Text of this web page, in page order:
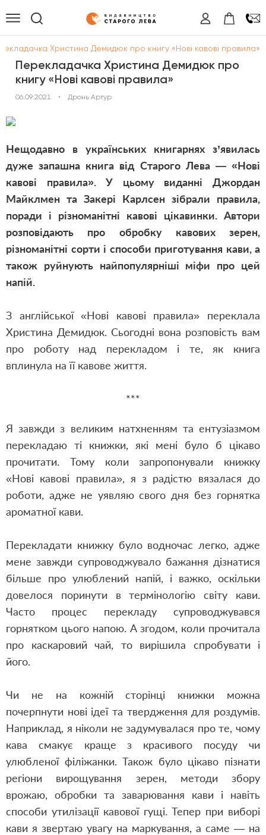
Христина Демидюк про книгу «Нові кавові правила»
Перекладачка Христина Демидюк про
книгу «Нові кавові правила»
06.09.2021 • Дронь Артур
Нещодавно в українських книгарнях з’явилась
дуже запашна книга від Старого Лева — «Нові
кавові правила». У цьому виданні Джордан
Майклмен та Закері Карлсен зібрали правила,
поради і різноманітні кавові цікавинки. Автори
розповідають про обробку кавових зерен,
різноманітні сорти і способи приготування кави, а
також руйнують найпопулярніші міфи про цей
напій.
З англійської«Нові кавові правила» переклала
Христина Демидюк. Сьогодні вона розповість вам
про роботу над перекладом і те, як книга
вплинула на її кавове життя.
***
Я завжди з великим натхненням та ентузіазмом
перекладаю ті книжки, які мені було б цікаво
прочитати. Тому коли запропонували книжку
«Нові кавові правила», я з радістю вязалася до
роботи, адже не уявляю свого дня без горнятка
ароматної кави.
Перекладати книжку було водночас легко, адже
мене завжди супроводжувало бажання дізнатися
більше про улюблений напій, і важко, оскільки
довелося поринути в термінологію світу кави.
Часто процес перекладу супроводжувався
горнятком цього напою. А згодом, коли прочитала
про каскаровий чай, то вирішила спробувати і
його.
Чи не на кожній сторінці книжки можна
почерпнути нові ідеї та твердження для роздумів.
Наприклад, я ніколи не задумувалася про те, чому
кава смакує краще з красивого посуду чи
улюбленої філіжанки. Також було цікаво пізнати
регіони вирощування зерен, методи збору
врожаю, обробки та заварювання кави і навіть
способи утилізації кавової гущі. Тепер при виборі
кави я звертаю увагу на маркування, а саме — на